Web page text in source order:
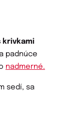
krivkami
padnúce
nadmerné.
sedí, sa